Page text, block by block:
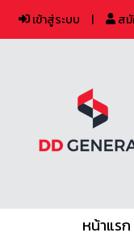
เข้าสู่ระบบ ส
หน้าแรก